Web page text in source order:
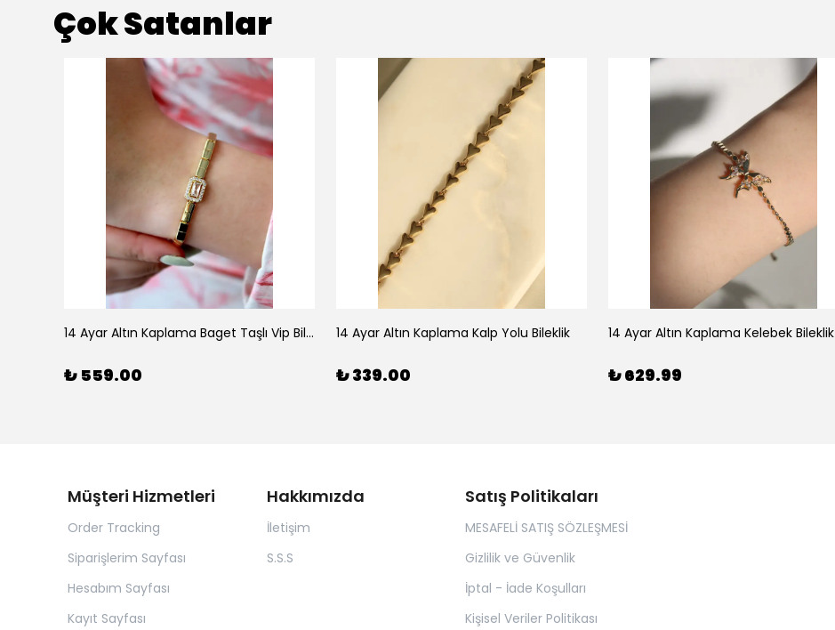
Çok Satanlar
14 Ayar Altın Kaplama Baget Taşlı Vip Bileklik
₺ 559.00
14 Ayar Altın Kaplama Kalp Yolu Bileklik
₺ 339.00
14 Ayar Altın Kaplama Kelebek Bileklik
₺ 629.99
Müşteri Hizmetleri
Order Tracking
Siparişlerim Sayfası
Hesabım Sayfası
Kayıt Sayfası
Hakkımızda
İletişim
S.S.S
Satış Politikaları
MESAFELİ SATIŞ SÖZLEŞMESİ
Gizlilik ve Güvenlik
İptal - İade Koşulları
Kişisel Veriler Politikası